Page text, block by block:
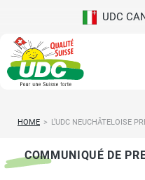
UDC
HOME > L’UDC NEUCHÂTELOISE
COMMUNIQUÉ DE